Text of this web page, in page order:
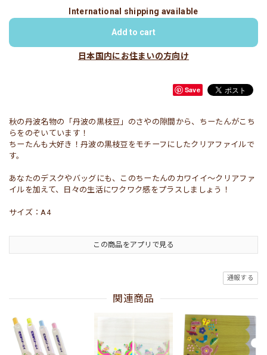
International shipping available
Add to cart
日本国内にお住まいの方向け
Save
秋の丹波名物の「丹波の黒枝豆」のさやの隙間から、ちーたんがこち
らをのぞいています！
ちーたんも大好き！丹波の黒枝豆をモチーフにしたクリアファイルで
す。
あなたのデスクやバッグにも、このちーたんのカワイイ～クリアファ
イルを加えて、日々の生活にワクワク感をプラスしましょう！
サイズ：A4
この商品をアプリで見る
通報する
関連商品